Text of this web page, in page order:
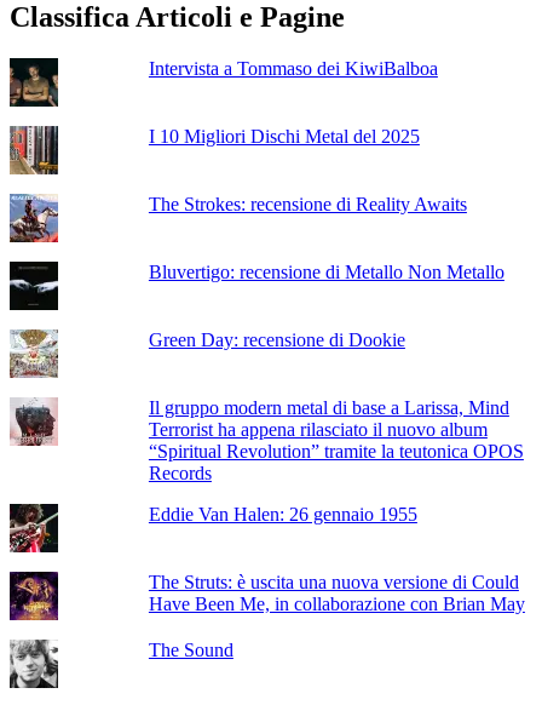
Classifica Articoli e Pagine
Intervista a Tommaso dei KiwiBalboa
I 10 Migliori Dischi Metal del 2025
The Strokes: recensione di Reality Awaits
Bluvertigo: recensione di Metallo Non Metallo
Green Day: recensione di Dookie
Il gruppo modern metal di base a Larissa, Mind
Terrorist ha appena rilasciato il nuovo album
“Spiritual Revolution” tramite la teutonica OPOS
Records
Eddie Van Halen: 26 gennaio 1955
The Struts: è uscita una nuova versione di Could
Have Been Me, in collaborazione con Brian May
The Sound